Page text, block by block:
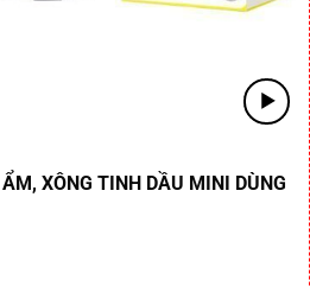
XÔNG TINH DẦU MINI DÙNG